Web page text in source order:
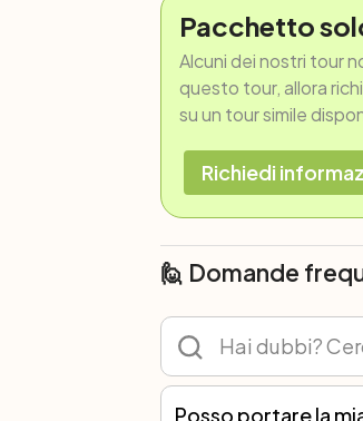
Pacchetto
Alcuni dei nostri tour
questo tour, allora
su un tour simile
Richiedi
🙋 Domande
Posso portare la